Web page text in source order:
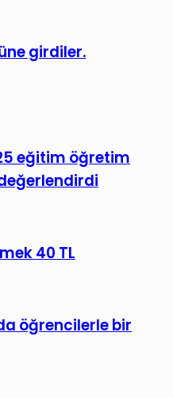
girdiler.
eğitim öğretim
40 TL
öğrencilerle bir